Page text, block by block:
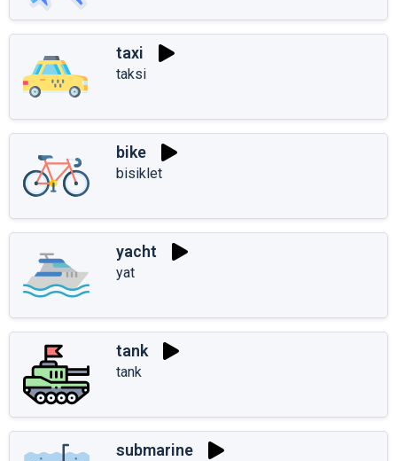
taxi
taksi
bike
bisiklet
yacht
yat
tank
tank
submarine